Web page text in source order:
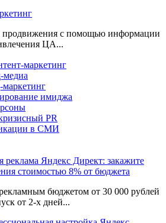
продвижения с помощью информации
ЦА...
маркетинг
медиа
маркетинг
имиджа
PR
в СМИ
реклама Яндекс Директ: закажите
стоимостью 8% от бюджета
бюджетом от 30 000 рублей
от 2-х дней...